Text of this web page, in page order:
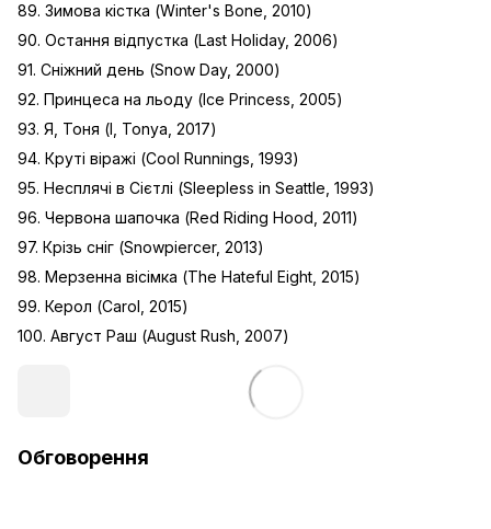
89. Зимова кістка (Winter's Bone, 2010)
90. Остання відпустка (Last Holiday, 2006)
91. Сніжний день (Snow Day, 2000)
92. Принцеса на льоду (Ice Princess, 2005)
93. Я, Тоня (I, Tonya, 2017)
94. Круті віражі (Cool Runnings, 1993)
95. Несплячі в Сієтлі (Sleepless in Seattle, 1993)
96. Червона шапочка (Red Riding Hood, 2011)
97. Крізь сніг (Snowpiercer, 2013)
98. Мерзенна вісімка (The Hateful Eight, 2015)
99. Керол (Carol, 2015)
100. Август Раш (August Rush, 2007)
Обговорення